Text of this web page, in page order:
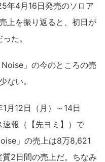
年4月16日発売のソロア
上を振り返ると、初日が
た。
」の今のところの売
ない。
月12日（月）～14日
速報（【先ヨミ】）で
」の売上は8万8,621
2日間の売上だ。ちなみ